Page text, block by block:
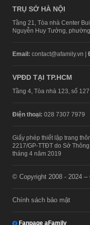
TRỤ SỞ HÀ NỘI
Tầng 21, Tòa nhà Center
Nguyễn Huy Tưởng,
Email: contact@afamily.vn |
VPĐD TẠI TP.HCM
Tầng 4, Tòa nhà 123, số
Điện thoại: 028 7307 7979
Giấy phép thiết lập trang
2217/GP-TTĐT do Sở
tháng 4 năm 2019
© Copyright 2008 - 2024 –
Chính sách bảo mật
Fanpage aFamily